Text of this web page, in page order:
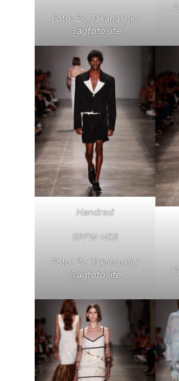
Foto: Ze Takahashi /
@agfotosite
Handred
SPFW N58
Foto: Ze Takahashi /
@agfotosite